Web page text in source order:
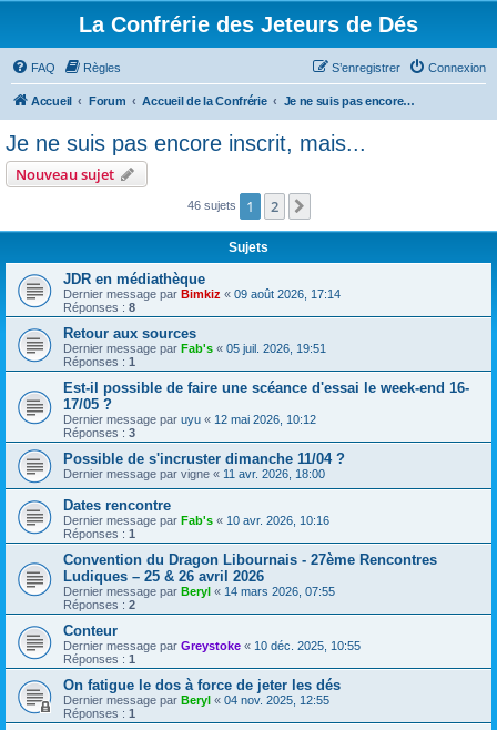
La Confrérie des Jeteurs de Dés
FAQ Règles Connexion
S’enregistrer
Accueil Forum Accueil de la Confrérie Je ne suis pas encore inscrit, mais...
Je ne suis pas encore inscrit, mais...
Nouveau sujet
46 sujets 1 2
Sujets
JDR en médiathèque
Dernier message par Bimkiz « 09 août 2026, 17:14
Réponses : 8
Retour aux sources
Dernier message par Fab's « 05 juil. 2026, 19:51
Réponses : 1
Est-il possible de faire une scéance d'essai le week-end 16-
17/05 ?
Dernier message par uyu « 12 mai 2026, 10:12
Réponses : 3
Possible de s'incruster dimanche 11/04 ?
Dernier message par vigne « 11 avr. 2026, 18:00
Dates rencontre
Dernier message par Fab's « 10 avr. 2026, 10:16
Réponses : 1
Convention du Dragon Libournais - 27ème Rencontres
Ludiques – 25 & 26 avril 2026
Dernier message par Beryl « 14 mars 2026, 07:55
Réponses : 2
Conteur
Dernier message par Greystoke « 10 déc. 2025, 10:55
Réponses : 1
On fatigue le dos à force de jeter les dés
Dernier message par Beryl « 04 nov. 2025, 12:55
Réponses : 1